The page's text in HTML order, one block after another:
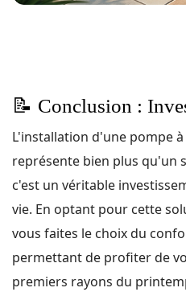
📝 Conclusion :
L'installation d'une pompe
représente bien plus qu'un
c'est un véritable
vie. En optant pour cette
vous faites le choix du
permettant de profiter de
premiers rayons du